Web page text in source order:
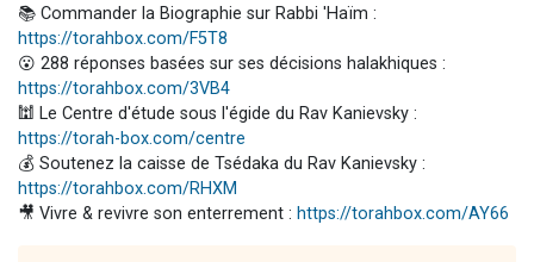
📚 Commander la Biographie sur Rabbi 'Haïm :
https://torahbox.com/F5T8
😮 288 réponses basées sur ses décisions halakhiques :
https://torahbox.com/3VB4
🕍 Le Centre d'étude sous l'égide du Rav Kanievsky :
https://torah-box.com/centre
💰 Soutenez la caisse de Tsédaka du Rav Kanievsky :
https://torahbox.com/RHXM
🎥 Vivre & revivre son enterrement : https://torahbox.com/AY66